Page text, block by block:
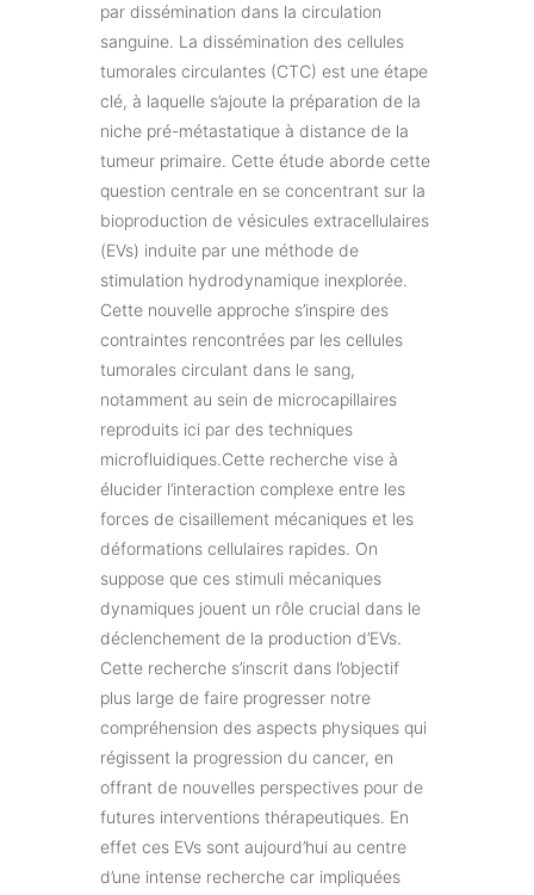
par dissémination dans la circulation
sanguine. La dissémination des cellules
tumorales circulantes (CTC) est une étape
clé, à laquelle s’ajoute la préparation de la
niche pré-métastatique à distance de la
tumeur primaire. Cette étude aborde cette
question centrale en se concentrant sur la
bioproduction de vésicules extracellulaires
(EVs) induite par une méthode de
stimulation hydrodynamique inexplorée.
Cette nouvelle approche s’inspire des
contraintes rencontrées par les cellules
tumorales circulant dans le sang,
notamment au sein de microcapillaires
reproduits ici par des techniques
microfluidiques.Cette recherche vise à
élucider l’interaction complexe entre les
forces de cisaillement mécaniques et les
déformations cellulaires rapides. On
suppose que ces stimuli mécaniques
dynamiques jouent un rôle crucial dans le
déclenchement de la production d’EVs.
Cette recherche s’inscrit dans l’objectif
plus large de faire progresser notre
compréhension des aspects physiques qui
régissent la progression du cancer, en
offrant de nouvelles perspectives pour de
futures interventions thérapeutiques. En
effet ces EVs sont aujourd’hui au centre
d’une intense recherche car impliquées